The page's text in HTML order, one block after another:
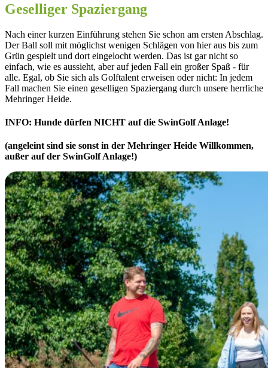
Geselliger Spaziergang
Nach einer kurzen Einführung stehen Sie schon am ersten Abschlag.
Der Ball soll mit möglichst wenigen Schlägen von hier aus bis zum
Grün gespielt und dort eingelocht werden. Das ist gar nicht so
einfach, wie es aussieht, aber auf jeden Fall ein großer Spaß - für
alle. Egal, ob Sie sich als Golftalent erweisen oder nicht: In jedem
Fall machen Sie einen geselligen Spaziergang durch unsere herrliche
Mehringer Heide.
INFO: Hunde dürfen NICHT auf die SwinGolf Anlage!
(angeleint sind sie sonst in der Mehringer Heide Willkommen,
außer auf der SwinGolf Anlage!)